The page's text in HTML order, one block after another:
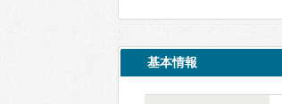
基本情報